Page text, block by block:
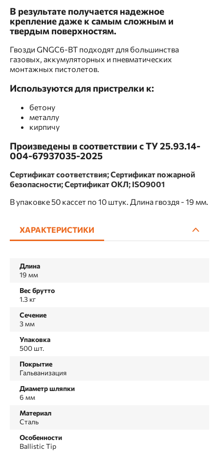
В результате получается надежное
крепление даже к самым сложным и
твердым поверхностям.
Гвозди GNGC6-BT подходят для большинства
газовых, аккумуляторных и пневматических
монтажных пистолетов.
Используются для пристрелки к:
бетону
металлу
кирпичу
Произведены в соответствии с ТУ 25.93.14-
004-67937035-2025
Сертификат соответствия;Сертификат пожарной
безопасности; Сертификат ОКЛ; ISO9001
В упаковке 50 кассет по 10 штук. Длина гвоздя - 19 мм.
ХАРАКТЕРИСТИКИ
Длина
19 мм
Вес брутто
1.3 кг
Сечение
3 мм
Упаковка
500 шт.
Покрытие
Гальванизация
Диаметр шляпки
6 мм
Материал
Сталь
Особенности
Ballistic Tip